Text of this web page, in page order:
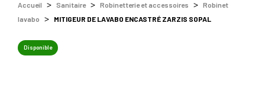
Accueil Sanitaire Robinetterie et accessoires
Robinet
lavabo
MITIGEUR DE LAVABO ENCASTRÉ ZARZIS SOPAL
Disponible